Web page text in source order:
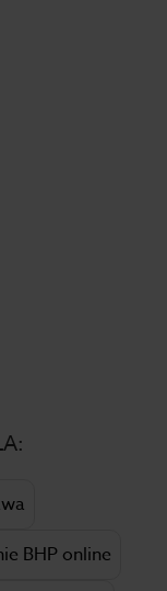
BHP online